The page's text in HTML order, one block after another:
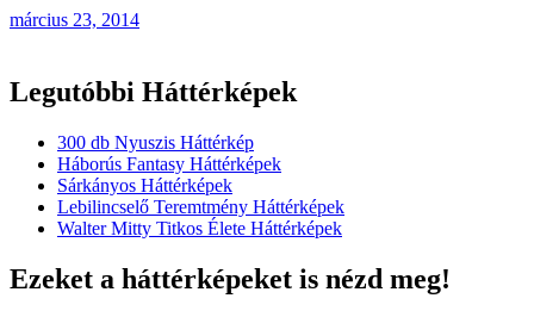
március 23, 2014
Legutóbbi Háttérképek
300 db Nyuszis Háttérkép
Háborús Fantasy Háttérképek
Sárkányos Háttérképek
Lebilincselő Teremtmény Háttérképek
Walter Mitty Titkos Élete Háttérképek
Ezeket a háttérképeket is nézd meg!